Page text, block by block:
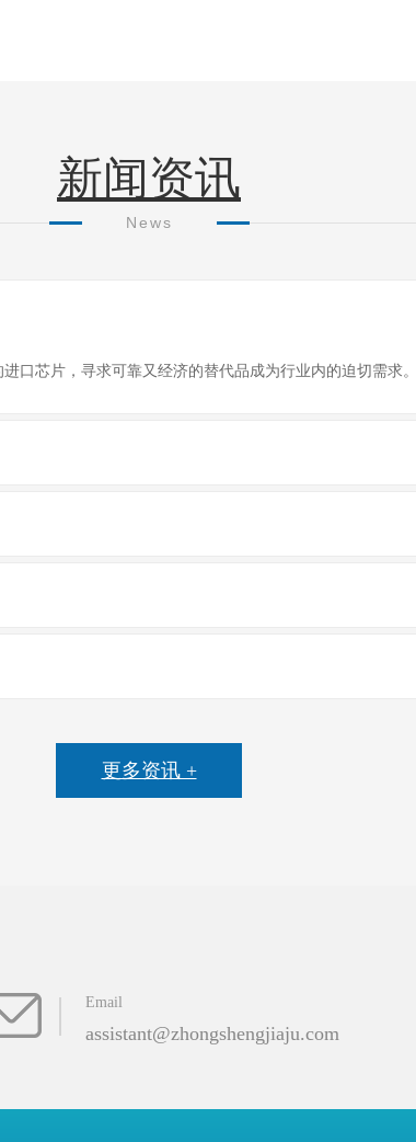
新闻资讯
News
口芯片，寻求可靠又经济的替代品成为行业内的迫切需求。
更多资讯 +
Email
assistant@zhongshengjiaju.com